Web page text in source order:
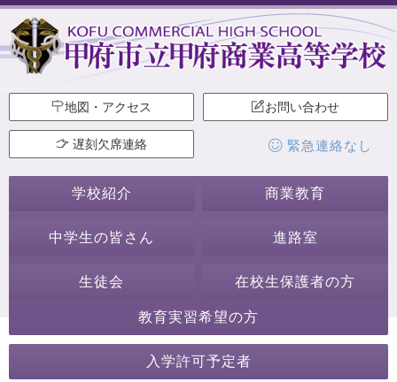
地図・アクセス お問い合わせ
遅刻欠席連絡 緊急連絡なし
学校紹介 商業教育
中学生の皆さん 進路室
生徒会 在校生保護者の方
教育実習希望の方
入学許可予定者